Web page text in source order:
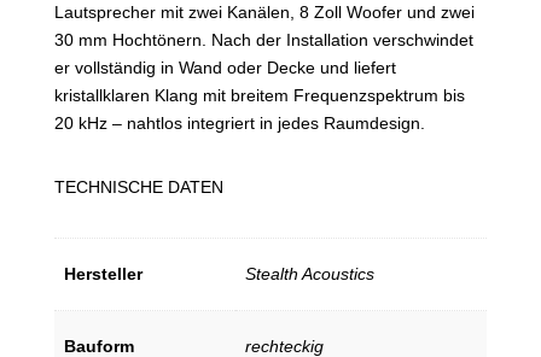
Lautsprecher mit zwei Kanälen, 8 Zoll Woofer und zwei
30 mm Hochtönern. Nach der Installation verschwindet
er vollständig in Wand oder Decke und liefert
kristallklaren Klang mit breitem Frequenzspektrum bis
20 kHz – nahtlos integriert in jedes Raumdesign.
TECHNISCHE DATEN
Hersteller Stealth Acoustics
Bauform rechteckig